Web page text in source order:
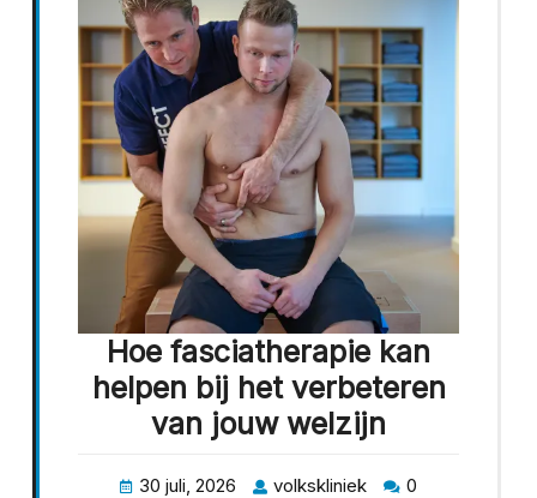
Hoe fasciatherapie kan
helpen bij het verbeteren
van jouw welzijn
30 juli, 2026 volkskliniek
0